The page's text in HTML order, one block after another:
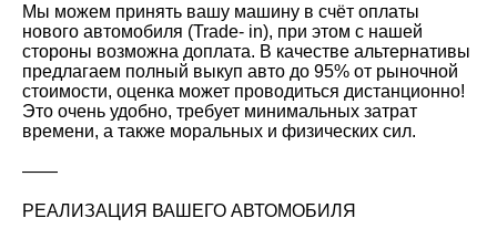
Мы можем принять вашу машину в счёт оплаты
нового автомобиля (Trade- in), при этом с нашей
стороны возможна доплата. В качестве альтернативы
предлагаем полный выкуп авто до 95% от рыночной
стоимости, оценка может проводиться дистанционно!
Это очень удобно, требует минимальных затрат
времени, а также моральных и физических сил.
——
РЕАЛИЗАЦИЯ ВАШЕГО АВТОМОБИЛЯ